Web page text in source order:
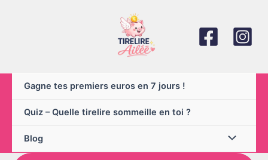
Gagne tes premiers euros en 7 jours !
Quiz – Quelle tirelire sommeille en toi ?
Blog